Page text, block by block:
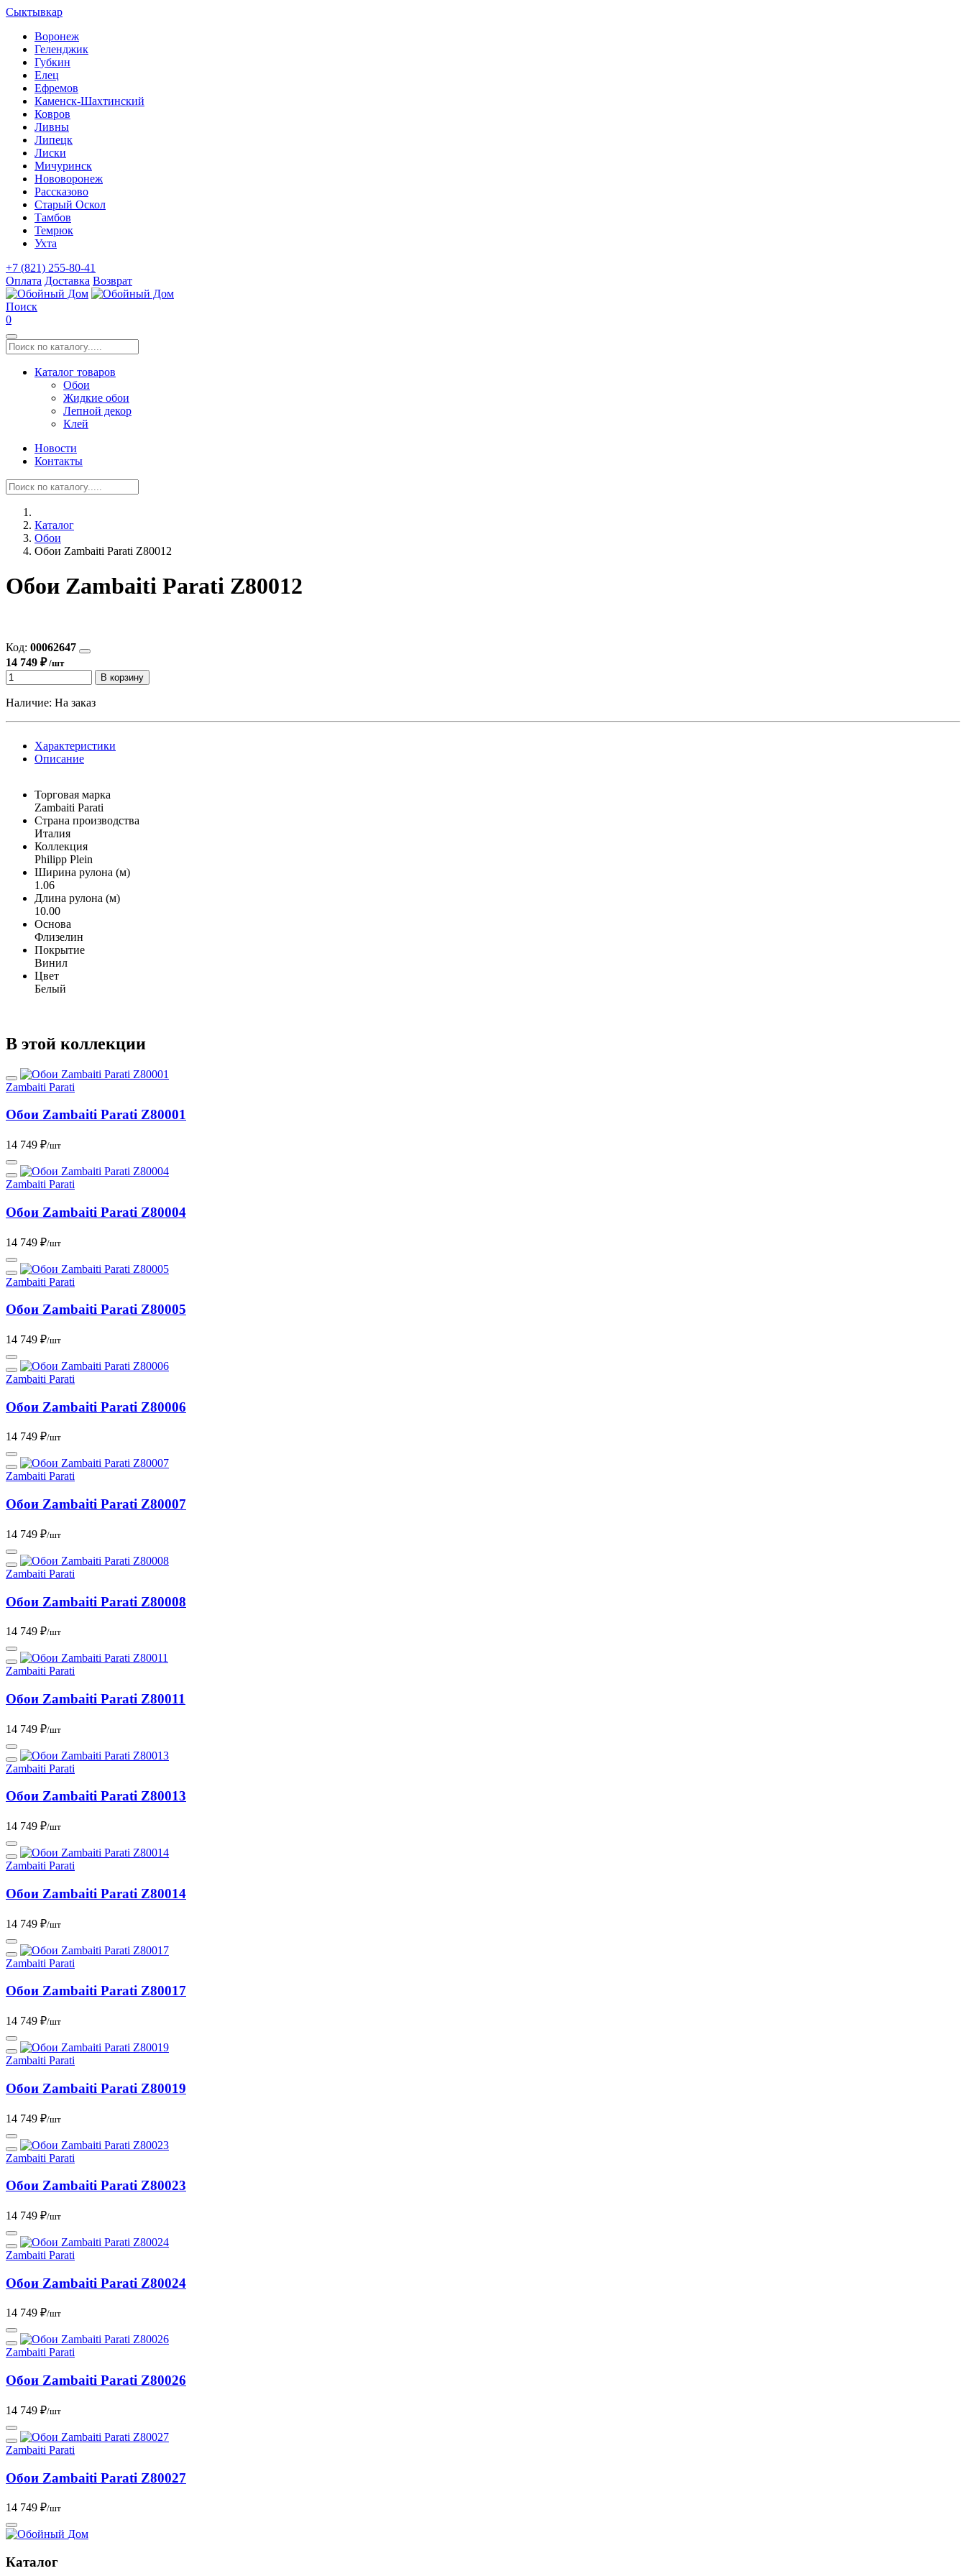
Сыктывкар
Воронеж
Геленджик
Губкин
Елец
Ефремов
Каменск-Шахтинский
Ковров
Ливны
Липецк
Лиски
Мичуринск
Нововоронеж
Рассказово
Старый Оскол
Тамбов
Темрюк
Ухта
+7 (821) 255-80-41
Оплата Доставка Возврат
Поиск
0
Каталог товаров
Обои
Жидкие обои
Лепной декор
Клей
Новости
Контакты
Каталог
Обои
Обои Zambaiti Parati Z80012
Обои Zambaiti Parati Z80012
Код: 00062647
14 749 ₽/шт
В корзину
Наличие: На заказ
Характеристики
Описание
Торговая марка
Zambaiti Parati
Страна производства
Италия
Коллекция
Philipp Plein
Ширина рулона (м)
1.06
Длина рулона (м)
10.00
Основа
Флизелин
Покрытие
Винил
Цвет
Белый
В этой коллекции
Zambaiti Parati
Обои Zambaiti Parati Z80001
14 749 ₽/шт
Zambaiti Parati
Обои Zambaiti Parati Z80004
14 749 ₽/шт
Zambaiti Parati
Обои Zambaiti Parati Z80005
14 749 ₽/шт
Zambaiti Parati
Обои Zambaiti Parati Z80006
14 749 ₽/шт
Zambaiti Parati
Обои Zambaiti Parati Z80007
14 749 ₽/шт
Zambaiti Parati
Обои Zambaiti Parati Z80008
14 749 ₽/шт
Zambaiti Parati
Обои Zambaiti Parati Z80011
14 749 ₽/шт
Zambaiti Parati
Обои Zambaiti Parati Z80013
14 749 ₽/шт
Zambaiti Parati
Обои Zambaiti Parati Z80014
14 749 ₽/шт
Zambaiti Parati
Обои Zambaiti Parati Z80017
14 749 ₽/шт
Zambaiti Parati
Обои Zambaiti Parati Z80019
14 749 ₽/шт
Zambaiti Parati
Обои Zambaiti Parati Z80023
14 749 ₽/шт
Zambaiti Parati
Обои Zambaiti Parati Z80024
14 749 ₽/шт
Zambaiti Parati
Обои Zambaiti Parati Z80026
14 749 ₽/шт
Zambaiti Parati
Обои Zambaiti Parati Z80027
14 749 ₽/шт
Каталог